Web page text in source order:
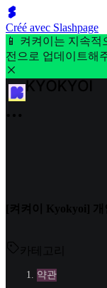
Créé avec Slashpage
📱 켜켜이는 지속
전으로 업데이트해
[켜켜이 Kyokyoi] 개
카테고리
약관